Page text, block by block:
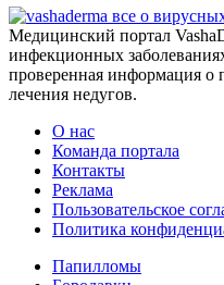
все о
Медицинский портал
инфекционных
проверенная информация о
лечения недугов.
О нас
Команда портала
Контакты
Реклама
Пользовательское
Политика
Папилломы